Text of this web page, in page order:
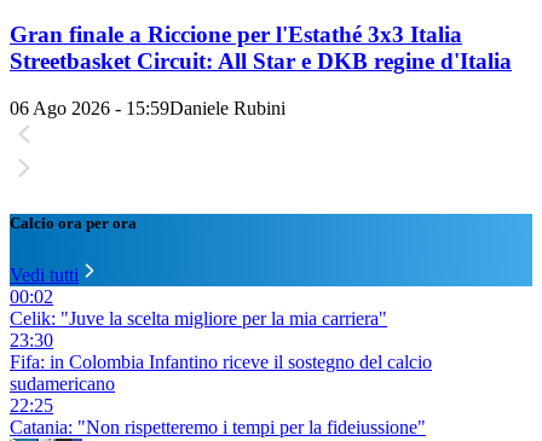
Gran finale a Riccione per l'Estathé 3x3 Italia
Streetbasket Circuit: All Star e DKB regine d'Italia
06 Ago 2026 - 15:59Daniele Rubini
Calcio ora per ora
Vedi tutti
00:02
Celik: "Juve la scelta migliore per la mia carriera"
23:30
Fifa: in Colombia Infantino riceve il sostegno del calcio
sudamericano
22:25
Catania: "Non rispetteremo i tempi per la fideiussione"